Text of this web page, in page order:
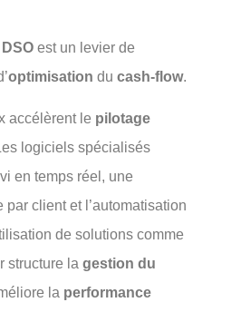
DSO est un levier de
optimisation du cash-flow.
accélèrent le pilotage
logiciels spécialisés
en temps réel, une
par client et l’automatisation
de solutions comme
structure la gestion du
la performance